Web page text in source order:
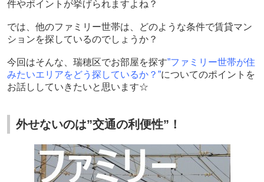
件やポイントが挙げられますよね？
では、他のファミリー世帯は、どのような条件で賃貸マン
ションを探しているのでしょうか？
今回はそんな、瑞穂区でお部屋を探す”ファミリー世帯が住
みたいエリアをどう探しているか？”についてのポイントを
お話ししていきたいと思います☆
外せないのは”交通の利便性”！